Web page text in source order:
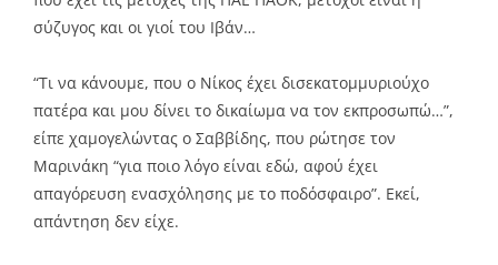
σύζυγος και οι γιοί του Ιβάν…
“Τι να κάνουμε, που ο Νίκος έχει δισεκατομμυριούχο
πατέρα και μου δίνει το δικαίωμα να τον εκπροσωπώ…”,
είπε χαμογελώντας ο Σαββίδης, που ρώτησε τον
Μαρινάκη “για ποιο λόγο είναι εδώ, αφού έχει
απαγόρευση ενασχόλησης με το ποδόσφαιρο”. Εκεί,
απάντηση δεν είχε.